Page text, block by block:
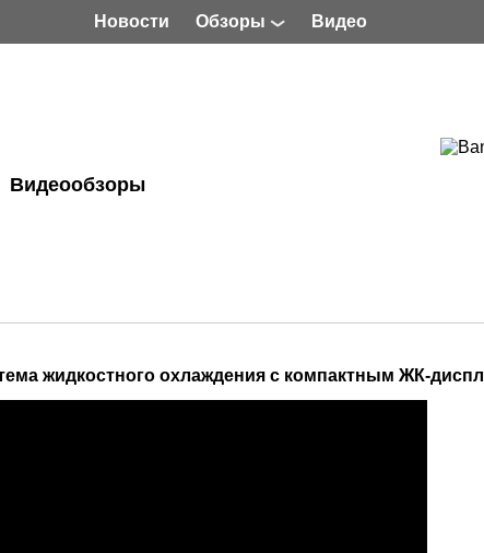
Новости Обзоры Видео
Видеообзоры
жидкостного охлаждения с компактным ЖК-